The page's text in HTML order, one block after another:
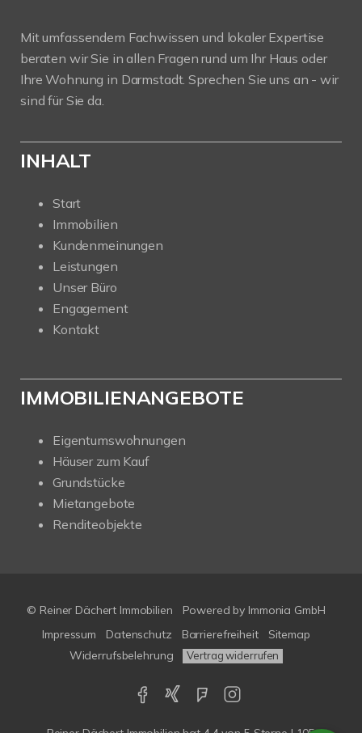
Mit umfassendem Fachwissen und lokaler Expertise
beraten wir Sie in allen Fragen rund um Ihr Haus oder
Ihre Wohnung in Darmstadt. Sprechen Sie uns an - wir
sind für Sie da.
INHALT
Start
Immobilien
Kundenmeinungen
Leistungen
Unser Büro
Engagement
Kontakt
IMMOBILIENANGEBOTE
Eigentumswohnungen
Häuser zum Kauf
Grundstücke
Mietangebote
Renditeobjekte
© Reiner Dächert Immobilien Powered by Immonia GmbH
Impressum
Datenschutz Barrierefreiheit
Sitemap
Widerrufsbelehrung
Vertrag widerrufen